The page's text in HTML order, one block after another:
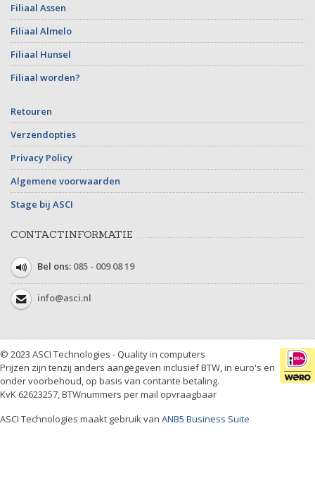
Filiaal Assen
Filiaal Almelo
Filiaal Hunsel
Filiaal worden?
Retouren
Verzendopties
Privacy Policy
Algemene voorwaarden
Stage bij ASCI
CONTACTINFORMATIE
Bel ons: 085 - 009 08 19
info@asci.nl
© 2023 ASCI Technologies - Quality in computers
Prijzen zijn tenzij anders aangegeven inclusief BTW, in euro's en
onder voorbehoud, op basis van contante betaling.
KvK 62623257, BTWnummers per mail opvraagbaar
ASCI Technologies maakt gebruik van ANB5 Business Suite